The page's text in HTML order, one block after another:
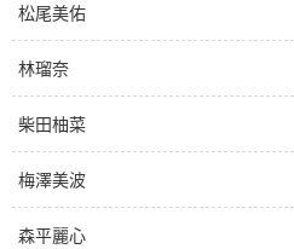
松尾美佑
林瑠奈
柴田柚菜
梅澤美波
森平麗心